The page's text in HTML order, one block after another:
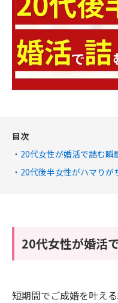
目次
20代女性が婚活で詰む瞬
20代後半女性がハマりが
20代女性が婚活
短期間でご成婚を叶え